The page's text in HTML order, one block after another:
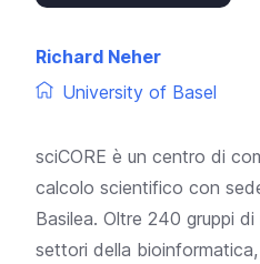
Richard Neher
University of Basel
sciCORE è un centro di
calcolo scientifico con
Basilea. Oltre 240 gruppi
settori della